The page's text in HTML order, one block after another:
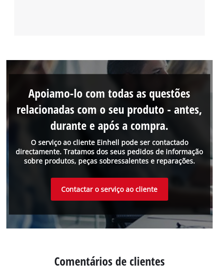
O serviço ao cliente Einhell pode ser contactado
directamente. Tratamos dos seus pedidos de informação
sobre produtos, peças sobressalentes e reparações.
Apoiamo-lo com todas as questões
relacionadas com o seu produto - antes,
durante e após a compra.
Contactar o serviço ao cliente
Comentários de clientes